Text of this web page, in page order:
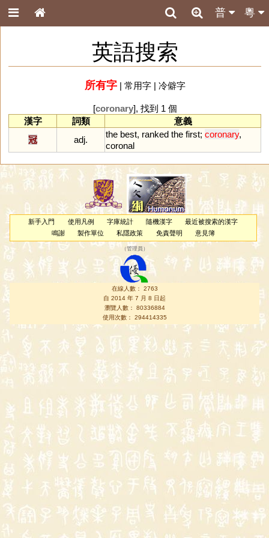
粵
普
英語搜索
所有字| 常用字| 冷僻字
[coronary], 找到 1 個
漢字
詞類
意義
冠
adj.
the best, ranked the first; coronary,
coronal
新手入門 使用凡例 字庫統計 隨機漢字
最近被搜索的漢字
鳴謝
製作單位 私隱政策 免責聲明 意見簿
（管理員 ）
在線人數： 2763
自 2014 年 7 月 8 日起
瀏覽人數： 80336884
使用次數： 294414335